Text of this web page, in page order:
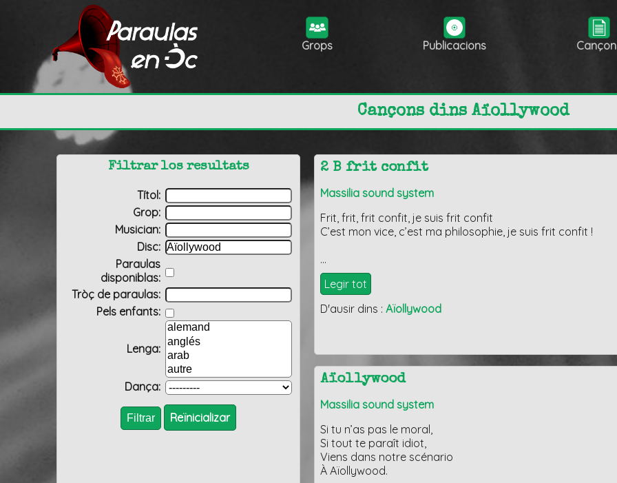
Grops Publicacions
Cançons dins Aïollywood
2 B frit confit
Massilia sound system
Frit, frit, frit confit, je suis frit confit
C’est mon vice, c’est ma philosophie, je suis frit confit !
…
Legir tot
D'ausir dins :Aïollywood
Aïollywood
Massilia sound system
Si tu n’as pas le moral,
Si tout te paraît idiot,
Viens dans notre scénario
À Aïollywood.
Filtrar los resultats
Títol:
Grop:
Musician:
Disc:
Paraulas
disponiblas:
Tròç de paraulas:
Pels enfants:
Lenga:
Dança:
Reïnicializar